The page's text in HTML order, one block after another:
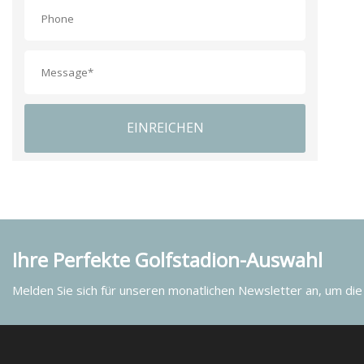
EINREICHEN
Ihre Perfekte Golfstadion-Auswahl
Melden Sie sich für unseren monatlichen Newsletter an, um